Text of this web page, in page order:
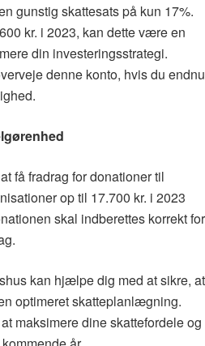
gunstig skattesats på kun 17%.
kr. i 2023, kan dette være en
din investeringsstrategi.
denne konto, hvis du endnu
få fradrag for donationer til
op til 17.700 kr. i 2023
skal indberettes korrekt for
kan hjælpe dig med at sikre, at
optimeret skatteplanlægning.
maksimere dine skattefordele og